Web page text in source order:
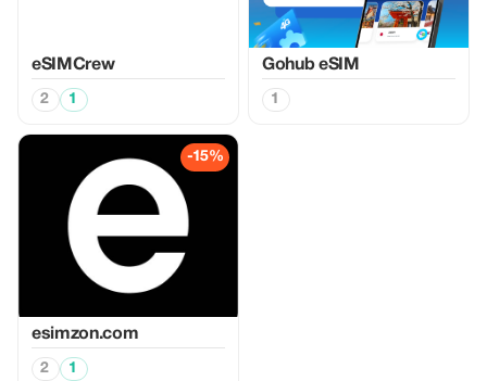
eSIMCrew
2 1
Gohub eSIM
1
-15%
esimzon.com
2 1